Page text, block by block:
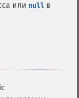
или null в